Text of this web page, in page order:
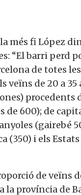
més fi López
“El barri perd
de totes
veïns de 20 a 35
procedents
de 600); de
(gairebé
(350) i els
de veïns
la província de